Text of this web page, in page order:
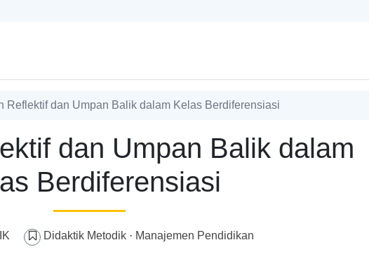
Reflektif dan Umpan Balik dalam Kelas Berdiferensiasi
dan Umpan Balik dalam
Berdiferensiasi
Didaktik Metodik · Manajemen Pendidikan